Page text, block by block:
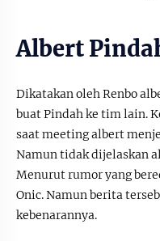
Albert
Dikatakan oleh Renbo
buat Pindah ke tim lain.
saat meeting albert
Namun tidak dijelaskan
Menurut rumor yang
Onic. Namun berita
kebenarannya.